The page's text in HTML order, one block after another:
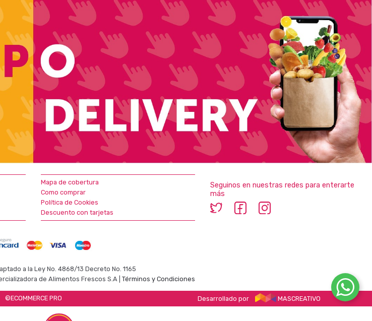
Mapa de cobertura
Como comprar
Política de Cookies
Descuento con tarjetas
Seguinos en nuestras redes para enterarte
más
a la Ley No. 4868/13 Decreto No. 1165
de Alimentos Frescos S.A | Términos y Condiciones
©ECOMMERCE PRO Desarrollado por MASCREATIVO